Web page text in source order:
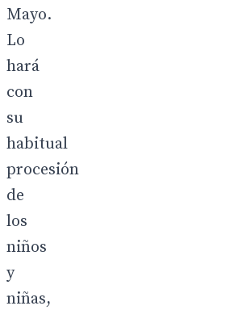
Mayo.
Lo
hará
con
su
habitual
procesión
de
los
niños
y
niñas,